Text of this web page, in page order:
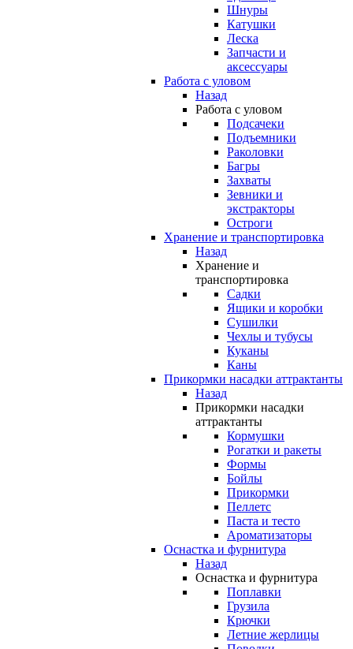
Шнуры
Катушки
Леска
Запчасти и
аксессуары
Работа с уловом
Назад
Работа с уловом
Подсачеки
Подъемники
Раколовки
Багры
Захваты
Зевники и
экстракторы
Остроги
Хранение и транспортировка
Назад
Хранение и
транспортировка
Садки
Ящики и коробки
Сушилки
Чехлы и тубусы
Куканы
Каны
Прикормки насадки аттрактанты
Назад
Прикормки насадки
аттрактанты
Кормушки
Рогатки и ракеты
Формы
Бойлы
Прикормки
Пеллетс
Паста и тесто
Ароматизаторы
Оснастка и фурнитура
Назад
Оснастка и фурнитура
Поплавки
Грузила
Крючки
Летние жерлицы